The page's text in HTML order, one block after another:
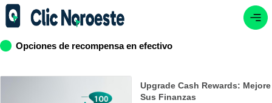
Opciones de recompensa en efectivo
Upgrade Cash Rewards: Mejore
Sus Finanzas